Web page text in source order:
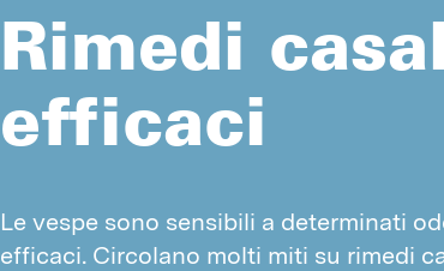
Rimedi
efficaci
Le vespe sono sensibili a determinati
efficaci. Circolano molti miti su rimedi